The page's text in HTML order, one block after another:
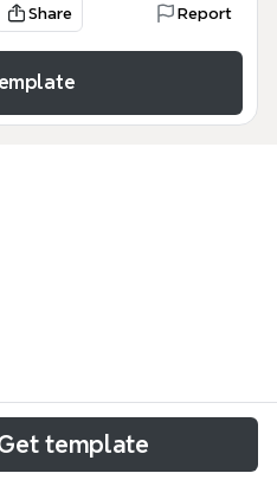
Share Report
bietet
eine strukturierte
template